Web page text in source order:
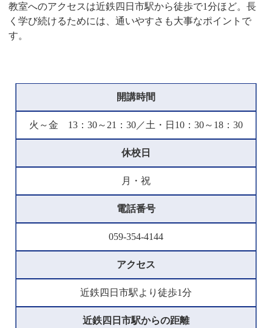
教室へのアクセスは近鉄四日市駅から徒歩で1分ほど。長
く学び続けるためには、通いやすさも大事なポイントで
す。
開講時間
火～金 13：30～21：30／土・日10：30～18：30
休校日
月・祝
電話番号
059-354-4144
アクセス
近鉄四日市駅より徒歩1分
近鉄四日市駅からの距離